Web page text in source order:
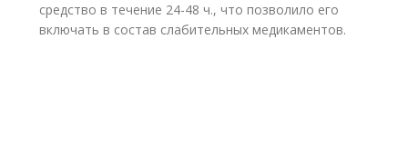
средство в течение 24-48 ч., что позволило его
включать в состав слабительных медикаментов.